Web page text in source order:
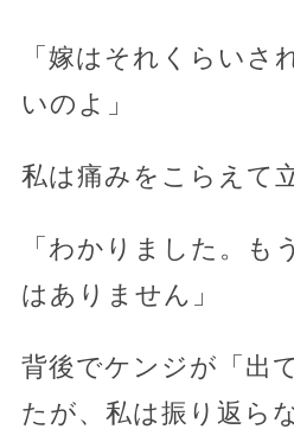
「嫁はそれくらいさ
いのよ」
私は痛みをこらえて
「わかりました。も
はありません」
背後でケンジが「出
たが、私は振り返ら